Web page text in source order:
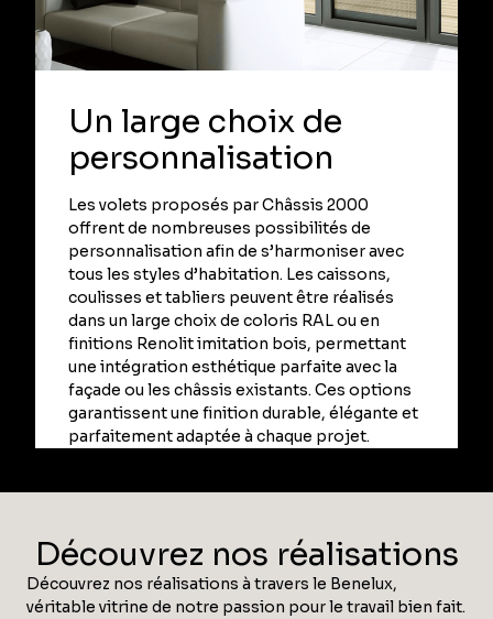
Un large choix de
personnalisation
Les volets proposés par Châssis 2000
offrent de nombreuses possibilités de
personnalisation afin de s’harmoniser avec
tous les styles d’habitation. Les caissons,
coulisses et tabliers peuvent être réalisés
dans un large choix de coloris RAL ou en
finitions Renolit imitation bois, permettant
une intégration esthétique parfaite avec la
façade ou les châssis existants. Ces options
garantissent une finition durable, élégante et
parfaitement adaptée à chaque projet.
Découvrez nos réalisations
Découvrez nos réalisations à travers le Benelux,
véritable vitrine de notre passion pour le travail bien fait.